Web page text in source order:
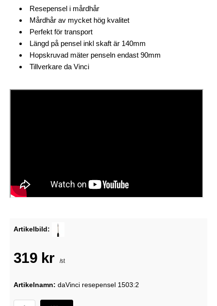
Resepensel i mårdhår
Mårdhår av mycket hög kvalitet
Perfekt för transport
Längd på pensel inkl skaft är 140mm
Hopskruvad mäter penseln endast 90mm
Tillverkare da Vinci
Artikelbild:
319 kr /st
Artikelnamn: daVinci resepensel 1503:2